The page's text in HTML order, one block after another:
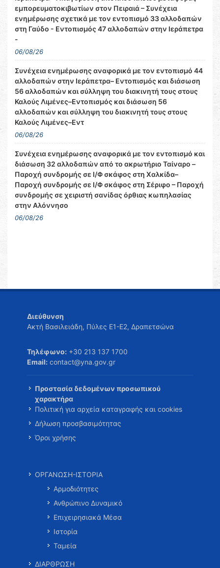
εμπορευματοκιβωτίων στον Πειραιά – Συνέχεια
ενημέρωσης σχετικά με τον εντοπισμό 33 αλλοδαπών
στη Γαύδο - Εντοπισμός 47 αλλοδαπών στην Ιεράπετρα
-
06/08/26
Συνέχεια ενημέρωσης αναφορικά με τον εντοπισμό 44
αλλοδαπών στην Ιεράπετρα– Εντοπισμός και διάσωση
56 αλλοδαπών και σύλληψη του διακινητή τους στους
Καλούς Λιμένες–Εντοπισμός και διάσωση 56
αλλοδαπών και σύλληψη του διακινητή τους στους
Καλούς Λιμένες–Εντ
06/08/26
Συνέχεια ενημέρωσης αναφορικά με τον εντοπισμό και
διάσωση 32 αλλοδαπών από το ακρωτήριο Ταίναρο –
Παροχή συνδρομής σε Ι/Φ σκάφος στη Χαλκίδα–
Παροχή συνδρομής σε Ι/Φ σκάφος στη Σέριφο – Παροχή
συνδρομής σε χειριστή σανίδας όρθιας κωπηλασίας
στην Αλόννησο
06/08/26
Διεύθυνση
Ακτή Βασιλειάδη, Πύλες Ε1-Ε2, Δραπετσώνα
Τηλέφωνο: +30 213 137 1700
Email: contact@yna.gov.gr
Προστασία δεδομένων προσωπικού
χαρακτήρα
Πολιτική για αρχεία καταγραφής και cookies
Δήλωση προσβασιμότητας
Όροι χρήσης
ΟΡΓΑΝΩΣΗ-ΙΣΤΟΡΙΑ
Αρμοδιότητες
Ανθρώπινο Δυναμικό
Επιχειρησιακά Μέσα
Ιστορία
Ταμεία
ΔΙΑΡΘΡΩΣΗ